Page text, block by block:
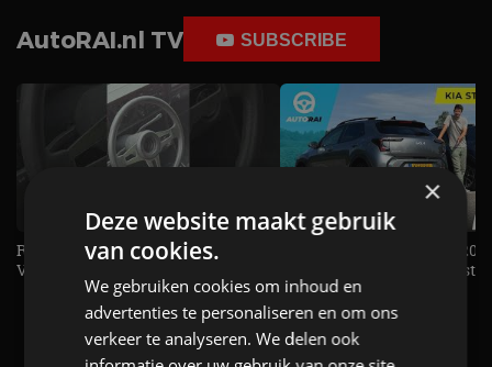
AutoRAI.nl TV SUBSCRIBE
Rijden met de allereerste
Volkswagen Golf GTI!- AutoRAI TV
KIA Stonic Mild-Hybrid
benzine, handbak, het
REVIEW - AutoRAI TV
×
Deze website maakt gebruik
van cookies.
We gebruiken cookies om inhoud en
advertenties te personaliseren en om ons
verkeer te analyseren. We delen ook